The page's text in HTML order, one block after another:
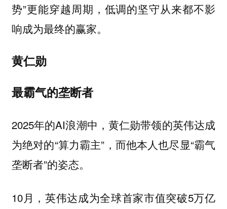
势”更能穿越周期，低调的坚守从来都不影
响成为最终的赢家。
黄仁勋
最霸气的垄断者
2025年的AI浪潮中，黄仁勋带领的英伟达成
为绝对的“算力霸主”，而他本人也尽显“霸气
垄断者”的姿态。
10月，英伟达成为全球首家市值突破5万亿